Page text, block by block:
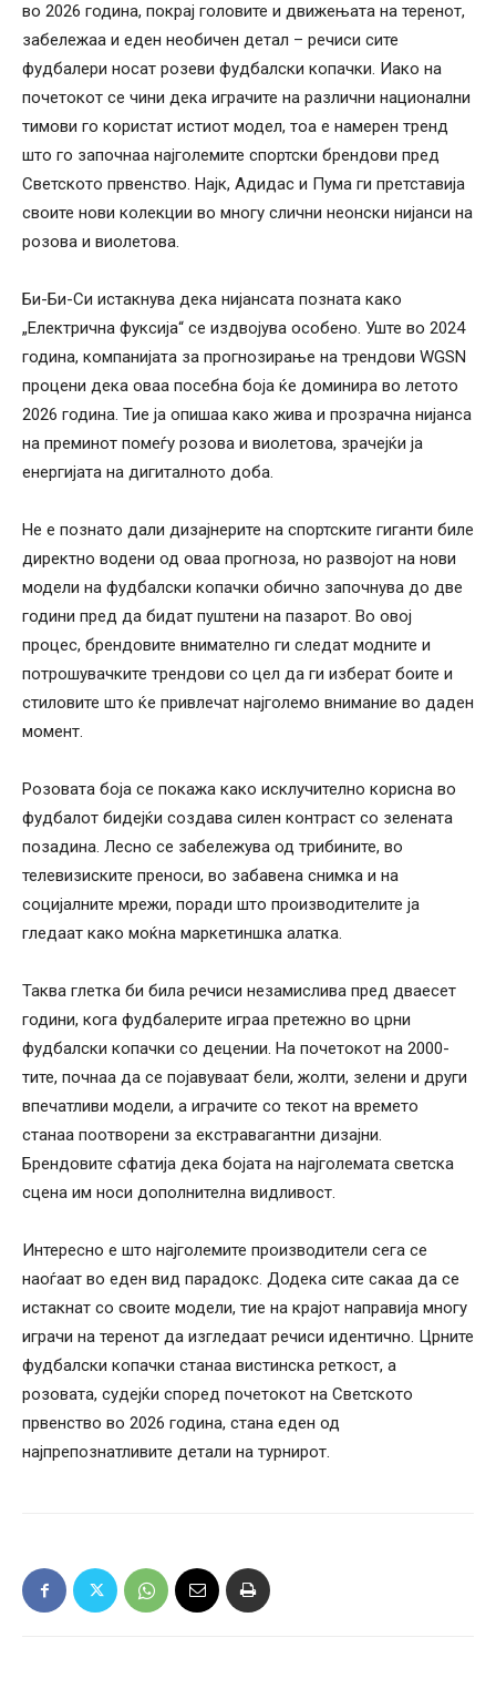
во 2026 година, покрај головите и движењата на теренот,
забележаа и еден необичен детал – речиси сите
фудбалери носат розеви фудбалски копачки. Иако на
почетокот се чини дека играчите на различни национални
тимови го користат истиот модел, тоа е намерен тренд
што го започнаа најголемите спортски брендови пред
Светското првенство. Најк, Адидас и Пума ги претставија
своите нови колекции во многу слични неонски нијанси на
розова и виолетова.
Би-Би-Си истакнува дека нијансата позната како
„Електрична фуксија“ се издвојува особено. Уште во 2024
година, компанијата за прогнозирање на трендови WGSN
процени дека оваа посебна боја ќе доминира во летото
2026 година. Тие ја опишаа како жива и прозрачна нијанса
на преминот помеѓу розова и виолетова, зрачејќи ја
енергијата на дигиталното доба.
Не е познато дали дизајнерите на спортските гиганти биле
директно водени од оваа прогноза, но развојот на нови
модели на фудбалски копачки обично започнува до две
години пред да бидат пуштени на пазарот. Во овој
процес, брендовите внимателно ги следат модните и
потрошувачките трендови со цел да ги изберат боите и
стиловите што ќе привлечат најголемо внимание во даден
момент.
Розовата боја се покажа како исклучително корисна во
фудбалот бидејќи создава силен контраст со зелената
позадина. Лесно се забележува од трибините, во
телевизиските преноси, во забавена снимка и на
социјалните мрежи, поради што производителите ја
гледаат како моќна маркетиншка алатка.
Таква глетка би била речиси незамислива пред дваесет
години, кога фудбалерите играа претежно во црни
фудбалски копачки со децении. На почетокот на 2000-
тите, почнаа да се појавуваат бели, жолти, зелени и други
впечатливи модели, а играчите со текот на времето
станаа поотворени за екстравагантни дизајни.
Брендовите сфатија дека бојата на најголемата светска
сцена им носи дополнителна видливост.
Интересно е што најголемите производители сега се
наоѓаат во еден вид парадокс. Додека сите сакаа да се
истакнат со своите модели, тие на крајот направија многу
играчи на теренот да изгледаат речиси идентично. Црните
фудбалски копачки станаа вистинска реткост, а
розовата, судејќи според почетокот на Светското
првенство во 2026 година, стана еден од
најпрепознатливите детали на турнирот.